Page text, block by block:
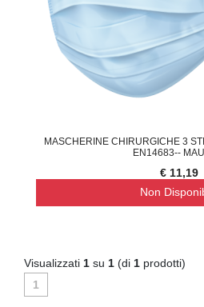
MASCHERINE CHIRURGICHE 3
EN14683--
€ 11,19
Non
Visualizzati 1 su 1 (di 1 prodotti)
1